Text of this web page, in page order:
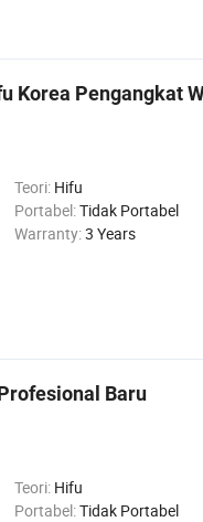
Korea Pengangkat
Teori: Hifu
Portabel:Tidak Portabel
Warranty:3 Years
Baru
Teori: Hifu
Portabel:Tidak Portabel